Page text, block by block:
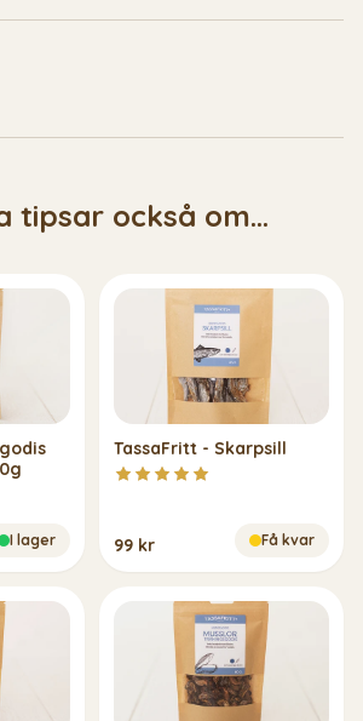
tipsar också om...
I lager
TassaFritt - Skarpsill
99 kr Få kvar